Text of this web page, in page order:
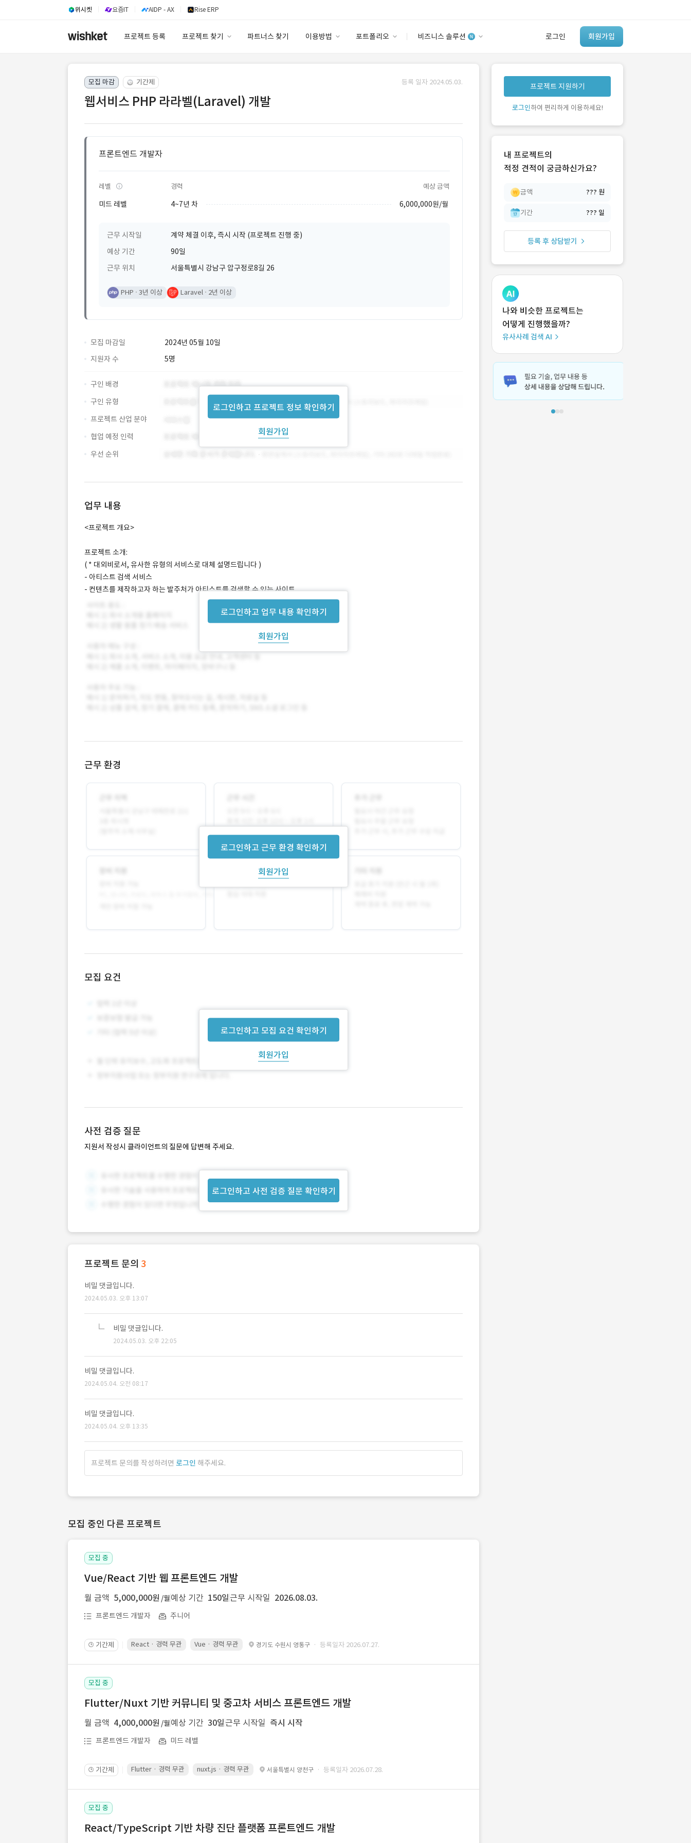
위시켓 요즘IT AIDP - AX Rise ERP
프로젝트 등록 프로젝트 찾기 파트너스 찾기 이용방법 포트폴리오 비즈니스 솔루션 로그인 회원가입
안심 코드 케어
유사사례 검색 AI
‘이런 거’ 만들어본
개발 회사 있어?
모집 마감 기간제 등록 일자 2024.05.03.
웹서비스 PHP 라라벨(Laravel) 개발
프론트엔드 개발자
레벨 경력 예상 금액
미드 레벨 4~7년 차 6,000,000원/월
근무 시작일
계약 체결 이후, 즉시 시작 (프로젝트 진행 중)
예상 기간
90일
근무 위치
서울특별시 강남구 압구정로8길 26
PHP 3년 이상 Laravel 2년 이상
모집 마감일
2024년 05월 10일
지원자 수
5명
로그인하고 프로젝트 정보 확인하기
회원가입
구인 배경
구인 유형
프로젝트 산업 분야
협업 예정 인력
우선 순위
업무 내용
로그인하고 업무 내용 확인하기
회원가입
<프로젝트 개요>
프로젝트 소개:
( * 대외비로서, 유사한 유형의 서비스로 대체 설명드립니다 )
- 아티스트 검색 서비스
- 컨텐츠를 제작하고자 하는 발주처가 아티스트를 검색할 수 있는 사이트
근무 환경
로그인하고 근무 환경 확인하기
회원가입
모집 요건
로그인하고 모집 요건 확인하기
회원가입
사전 검증 질문
지원서 작성시 클라이언트의 질문에 답변해 주세요.
로그인하고 사전 검증 질문 확인하기
프로젝트 문의 3
비밀 댓글입니다.
2024.05.03. 오후 13:07
비밀 댓글입니다.
2024.05.03. 오후 22:05
비밀 댓글입니다.
2024.05.04. 오전 08:17
비밀 댓글입니다.
2024.05.04. 오후 13:35
프로젝트 문의를 작성하려면 로그인 해주세요.
모집 중인 다른 프로젝트
모집 중
Vue/React 기반 웹 프론트엔드 개발
월 금액 5,000,000원 /월예상 기간 150일 근무 시작일 2026.08.03.
프론트엔드 개발자 주니어
🕒 기간제 React · 경력 무관 Vue · 경력 무관 경기도 수원시 영통구 · 등록일자 2026.07.27.
모집 중
Flutter/Nuxt 기반 커뮤니티 및 중고차 서비스 프론트엔드 개발
월 금액 4,000,000원 /월예상 기간 30일 근무 시작일 즉시 시작
프론트엔드 개발자 미드 레벨
🕒 기간제 Flutter · 경력 무관 nuxt.js · 경력 무관 서울특별시 양천구 · 등록일자 2026.07.28.
모집 중
React/TypeScript 기반 차량 진단 플랫폼 프론트엔드 개발
프로젝트 지원하기
로그인하여 편리하게 이용하세요!
내 프로젝트의
적정 견적이 궁금하신가요?
금액 ??? 원
기간 ??? 일
등록 후 상담받기
나와 비슷한 프로젝트는
어떻게 진행했을까?
유사사례 검색 AI